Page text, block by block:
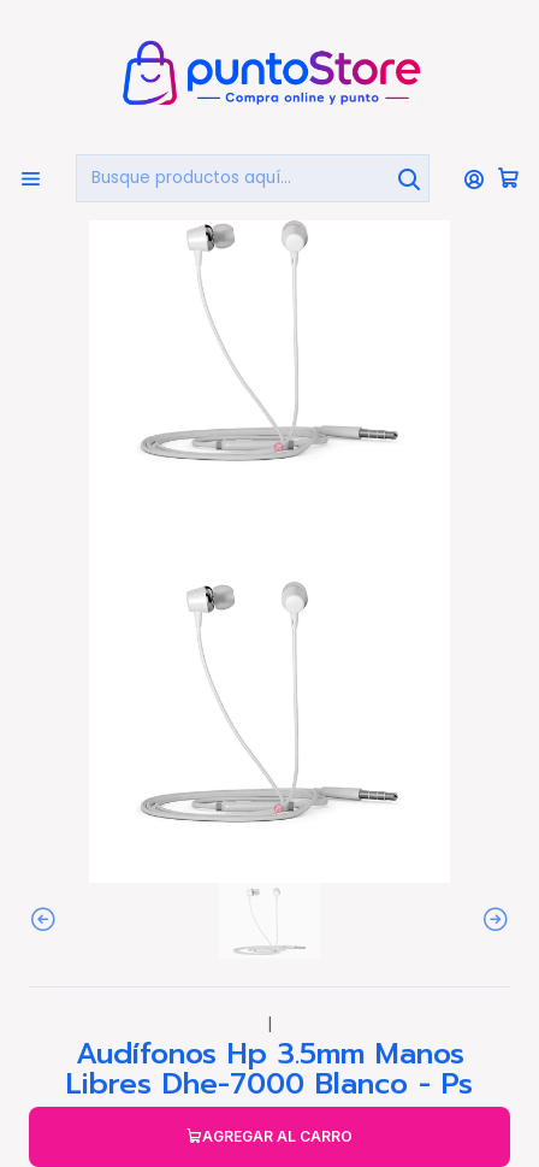
AUDIO Y VIDEO AUDIFONOS
Audífonos Con Cable
Audífonos Hp 3.5mm Manos Libres Dhe-7000 Blanco -
|
Audífonos Hp 3.5mm Manos
Libres Dhe-7000 Blanco - Ps
AGREGAR AL CARRO